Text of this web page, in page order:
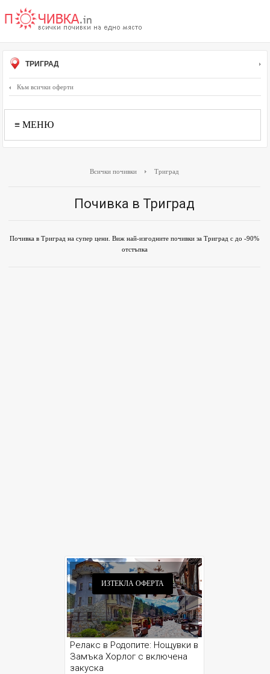
ТРИГРАД
Към всички оферти
≡ МЕНЮ
Всички почивки Триград
Почивка в Триград
Почивка в Триград на супер цени. Виж най-изгодните почивки за Триград с до -90%
отстъпка
ИЗТЕКЛА ОФЕРТА
Релакс в Родопите: Нощувки в
Замъка Хорлог с включена
закуска